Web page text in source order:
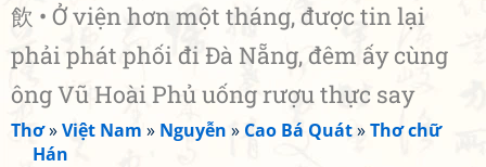
飲 • Ở viện hơn một tháng, được tin lại
phải phát phối đi Đà Nẵng, đêm ấy cùng
ông Vũ Hoài Phủ uống rượu thực say
Thơ»Việt Nam » Nguyễn » Cao Bá Quát»Thơ chữ
Hán